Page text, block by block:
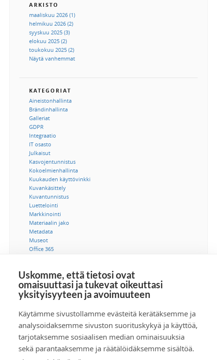
Uskomme, että tietosi ovat
omaisuuttasi ja tukevat oikeuttasi
yksityisyyteen ja avoimuuteen
Käytämme sivustollamme evästeitä kerätäksemme ja
analysoidaksemme sivuston suorituskykyä ja käyttöä,
tarjotaksemme sosiaalisen median ominaisuuksia
sekä parantaaksemme ja räätälöidäksemme sisältöä.
ARKISTO
maaliskuu 2026 (1)
helmikuu 2026 (2)
syyskuu 2025 (3)
elokuu 2025 (2)
toukokuu 2025 (2)
Näytä vanhemmat
KATEGORIAT
Aineistonhallinta
Brändinhallinta
Galleriat
GDPR
Integraatio
IT osasto
Julkaisut
Kasvojentunnistus
Kokoelmienhallinta
Kuukauden käyttövinkki
Kuvankäsittely
Kuvantunnistus
Luettelointi
Markkinointi
Materiaalin jako
Metadata
Museot
Office 365
SSO-kertakirjautuminen
Suostumus
Tekijänoikeus
Tekoäly
Tietoturva
Tuotetiedonhallinta
Videot
Viestintä